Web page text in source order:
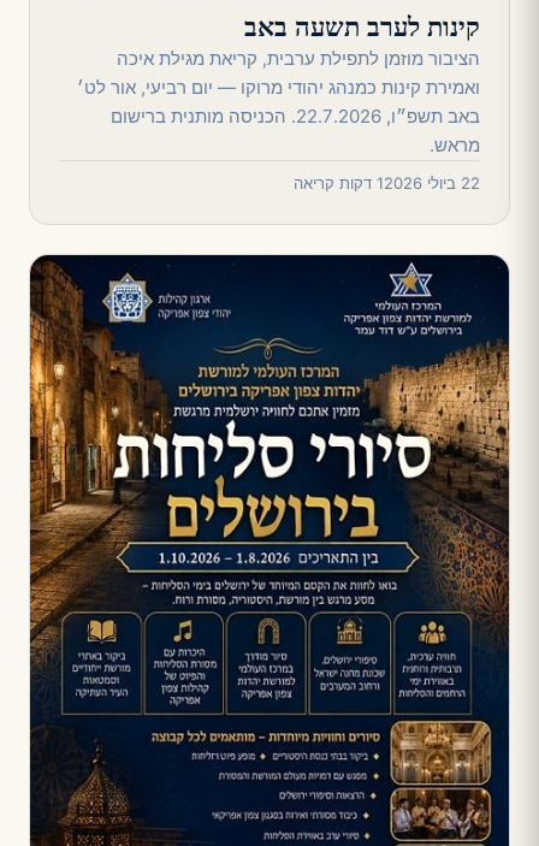
קינות לערב תשעה באב
הציבור מוזמן לתפילת ערבית, קריאת מגילת איכה
ואמירת קינות כמנהג יהודי מרוקו — יום רביעי, אור לט׳
באב תשפ״ו, 22.7.2026. הכניסה מותנית ברישום
מראש.
22 ביולי 2026 1 דקות קריאה